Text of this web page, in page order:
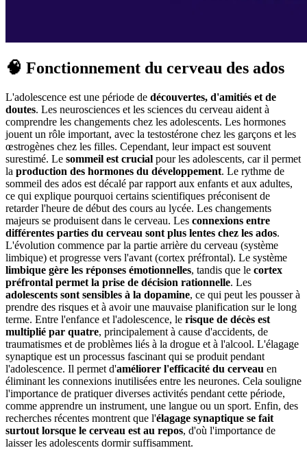
🧠 Fonctionnement du cerveau des ados
L'adolescence est une période de découvertes, d'amitiés et de
doutes. Les neurosciences et les sciences du cerveau aident à
comprendre les changements chez les adolescents. Les hormones
jouent un rôle important, avec la testostérone chez les garçons et les
œstrogènes chez les filles. Cependant, leur impact est souvent
surestimé. Le sommeil est crucial pour les adolescents, car il permet
la production des hormones du développement. Le rythme de
sommeil des ados est décalé par rapport aux enfants et aux adultes,
ce qui explique pourquoi certains scientifiques préconisent de
retarder l'heure de début des cours au lycée. Les changements
majeurs se produisent dans le cerveau. Les connexions entre
différentes parties du cerveau sont plus lentes chez les ados.
L'évolution commence par la partie arrière du cerveau (système
limbique) et progresse vers l'avant (cortex préfrontal). Le système
limbique gère les réponses émotionnelles, tandis que le cortex
préfrontal permet la prise de décision rationnelle. Les
adolescents sont sensibles à la dopamine, ce qui peut les pousser à
prendre des risques et à avoir une mauvaise planification sur le long
terme. Entre l'enfance et l'adolescence, le risque de décès est
multiplié par quatre, principalement à cause d'accidents, de
traumatismes et de problèmes liés à la drogue et à l'alcool. L'élagage
synaptique est un processus fascinant qui se produit pendant
l'adolescence. Il permet d'améliorer l'efficacité du cerveau en
éliminant les connexions inutilisées entre les neurones. Cela souligne
l'importance de pratiquer diverses activités pendant cette période,
comme apprendre un instrument, une langue ou un sport. Enfin, des
recherches récentes montrent que l'élagage synaptique se fait
surtout lorsque le cerveau est au repos, d'où l'importance de
laisser les adolescents dormir suffisamment.